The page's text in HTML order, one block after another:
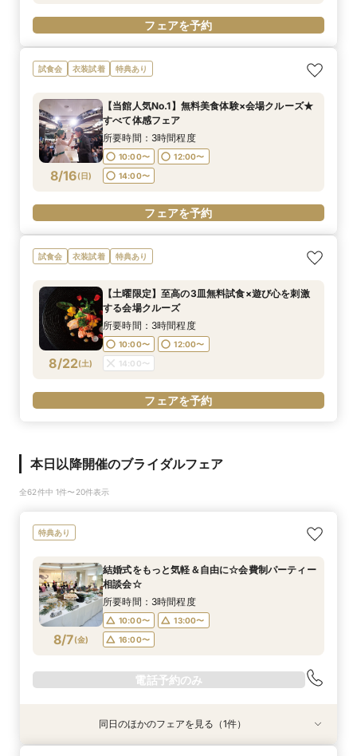
フェアを予約
試食会 衣装試着 特典あり
8/16(日)
【当館人気No.1】無料美食体験×会場クルーズ★
すべて体感フェア
所要時間：3時間程度
10:00〜
12:00〜
14:00〜
フェアを予約
試食会 衣装試着 特典あり
8/22(土)
【土曜限定】至高の3皿無料試食×遊び心を刺激
する会場クルーズ
所要時間：3時間程度
10:00〜
12:00〜
14:00〜
フェアを予約
本日以降開催のブライダルフェア
全62件中 1件〜20件表示
特典あり
8/7(金)
結婚式をもっと気軽＆自由に☆会費制パーティー
相談会☆
所要時間：3時間程度
10:00〜
13:00〜
16:00〜
電話予約のみ
同日のほかのフェアを見る（1件）